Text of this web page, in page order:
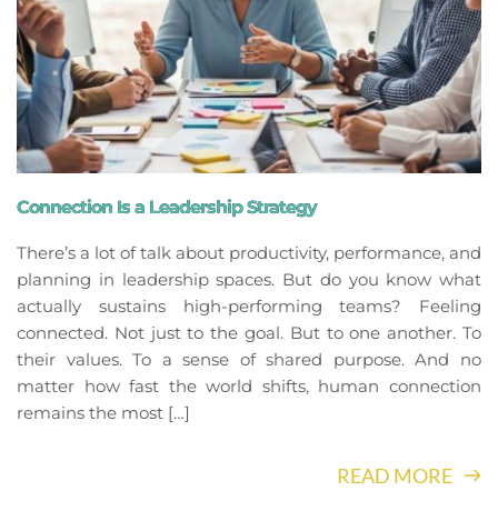
Connection Is a Leadership Strategy
There’s a lot of talk about productivity, performance, and
planning in leadership spaces. But do you know what
actually sustains high-performing teams? Feeling
connected. Not just to the goal. But to one another. To
their values. To a sense of shared purpose. And no
matter how fast the world shifts, human connection
remains the most […]
READ MORE